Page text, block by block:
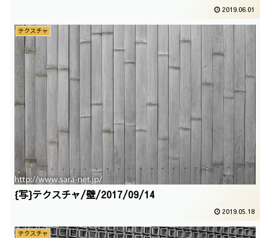
2019.06.01
テクスチャ
{写}テクスチャ/壁/2017/09/14
2019.05.18
テクスチャ